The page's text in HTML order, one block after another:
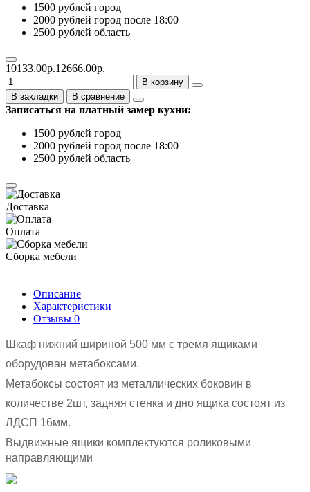
1500 рублей город
2000 рублей город после 18:00
2500 рублей область
10133.00р.12666.00р.
В корзину
В закладки
В сравнение
Записаться на платный замер кухни:
1500 рублей город
2000 рублей город после 18:00
2500 рублей область
Доставка
Оплата
Сборка мебели
Описание
Характеристики
Отзывы 0
Шкаф нижний шириной 500 мм с тремя ящиками
оборудован метабоксами.
Метабоксы состоят из металлических боковин в
количестве 2шт, задняя стенка и дно ящика состоят из
ЛДСП 16мм.
Выдвижные ящики комплектуются роликовыми
направляющими